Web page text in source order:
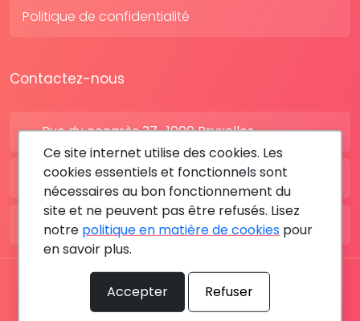
Politique de confidentialité
Contactez-nous
Rue du congrès 37 , 1000 Bruxelles
BE: +32 28080227
FR: +33 183642895
Tous les droits sont réservés © 2026 RDV MÉDICAL By
MediaSatCom
Ce site internet utilise des cookies. Les
cookies essentiels et fonctionnels sont
nécessaires au bon fonctionnement du
site et ne peuvent pas être refusés. Lisez
notre politique en matière de cookies pour
en savoir plus.
Accepter Refuser